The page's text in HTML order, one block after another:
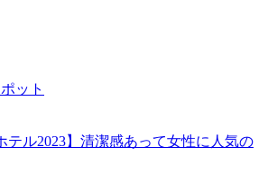
ット
テル2023】清潔感あって女性に人気の